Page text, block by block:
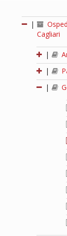
|
Cagliari
|
|
|